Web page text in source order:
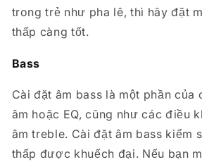
trong trẻ như pha lê, thì hãy đặt
thấp càng tốt.
Bass
Cài đặt âm bass là một phần của
âm hoặc EQ, cũng như các điều
âm treble. Cài đặt âm bass kiểm
thấp được khuếch đại. Nếu bạn